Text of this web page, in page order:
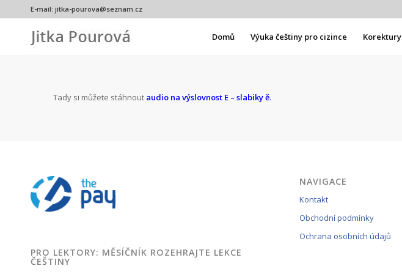
E-mail: jitka-pourova@seznam.cz
Domů Výuka češtiny pro cizince Korektury
Tady si můžete stáhnout audio na výslovnost E – slabiky ě.
PRO LEKTORY: MĚSÍČNÍK ROZEHRAJTE LEKCE
ČEŠTINY
NAVIGACE
Kontakt
Obchodní podmínky
Ochrana osobních údajů